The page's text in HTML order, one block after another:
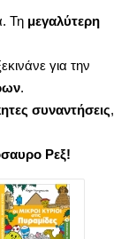
Τη μεγαλύτερη
για την
.
συναντήσεις,
Ρεξ!